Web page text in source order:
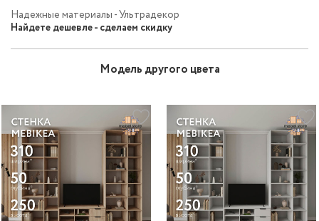
Надежные материалы - Ультрадекор
Найдете дешевле - сделаем скидку
Модель другого цвета